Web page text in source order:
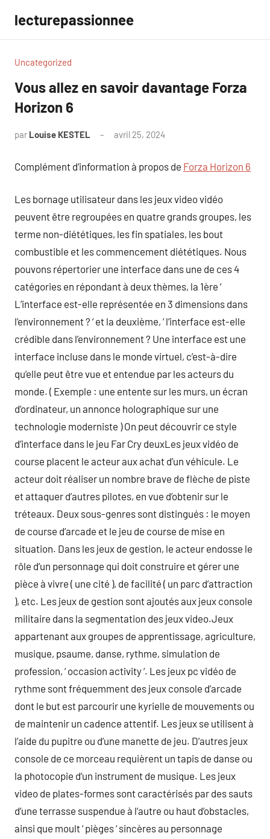
contenu
lecturepassionnee
Uncategorized
Vous allez en savoir davantage Forza
Horizon 6
par Louise KESTEL avril 25, 2024
Complément d’information à propos de Forza Horizon 6
Les bornage utilisateur dans les jeux video vidéo
peuvent être regroupées en quatre grands groupes, les
terme non-diététiques, les fin spatiales, les bout
combustible et les commencement diététiques. Nous
pouvons répertorier une interface dans une de ces 4
catégories en répondant à deux thèmes, la 1ère ‘
L’interface est-elle représentée en 3 dimensions dans
l’environnement ? ‘ et la deuxième, ‘ l’interface est-elle
crédible dans l’environnement ? Une interface est une
interface incluse dans le monde virtuel, c’est-à-dire
qu’elle peut être vue et entendue par les acteurs du
monde. ( Exemple : une entente sur les murs, un écran
d’ordinateur, un annonce holographique sur une
technologie moderniste ) On peut découvrir ce style
d’interface dans le jeu Far Cry deuxLes jeux vidéo de
course placent le acteur aux achat d’un véhicule. Le
acteur doit réaliser un nombre brave de flèche de piste
et attaquer d’autres pilotes, en vue d’obtenir sur le
tréteaux. Deux sous-genres sont distingués : le moyen
de course d’arcade et le jeu de course de mise en
situation. Dans les jeux de gestion, le acteur endosse le
rôle d’un personnage qui doit construire et gérer une
pièce à vivre ( une cité ), de facilité ( un parc d’attraction
), etc. Les jeux de gestion sont ajoutés aux jeux console
militaire dans la segmentation des jeux video.Jeux
appartenant aux groupes de apprentissage, agriculture,
musique, psaume, danse, rythme, simulation de
profession, ‘ occasion activity ‘. Les jeux pc vidéo de
rythme sont fréquemment des jeux console d’arcade
dont le but est parcourir une kyrielle de mouvements ou
de maintenir un cadence attentif. Les jeux se utilisent à
l’aide du pupitre ou d’une manette de jeu. D’autres jeux
console de ce morceau requièrent un tapis de danse ou
la photocopie d’un instrument de musique. Les jeux
video de plates-formes sont caractérisés par des sauts
d’une terrasse suspendue à l’autre ou haut d’obstacles,
ainsi que moult ‘ pièges ‘ sincères au personnage